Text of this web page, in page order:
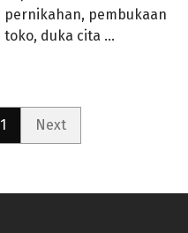
pernikahan, pembukaan
toko, duka cita …
1 Next